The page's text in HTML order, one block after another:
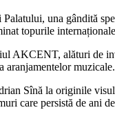
una gândită
topurile
AKCENT, alături de
aranjamentelor muzicale.
Sînă la originile
care persistă de ani